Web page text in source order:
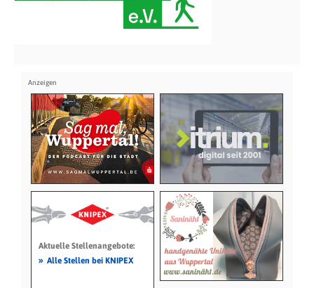
Aktuelle Stellenangebote:
» Alle Stellen bei KNIPEX